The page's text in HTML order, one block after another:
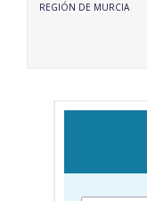
REGIÓN DE MURCIA